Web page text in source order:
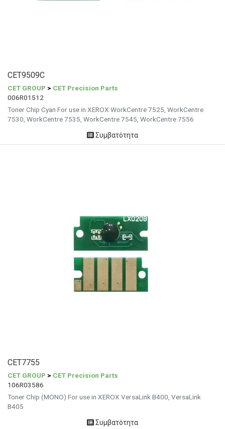
CET9509C
CET GROUP > CET Precision Parts
006R01512
Toner Chip Cyan For use in XEROX WorkCentre 7525, WorkCentre
7530, WorkCentre 7535, WorkCentre 7545, WorkCentre 7556
Συμβατότητα
CET7755
CET GROUP > CET Precision Parts
106R03586
Toner Chip (MONO) For use in XEROX VersaLink B400, VersaLink
B405
Συμβατότητα